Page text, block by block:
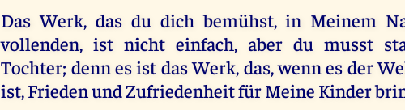
Das Werk, das du dich bemühst, in Meinem
vollenden, ist nicht einfach, aber du musst
Tochter; denn es ist das Werk, das, wenn es der
ist, Frieden und Zufriedenheit für Meine Kinder